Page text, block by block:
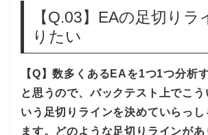
【Q.03】EAの足切りラ
りたい
【Q】数多くあるEAを1つ1つ分析
と思うので、バックテスト上でこ
いう足切りラインを決めていらっ
ます。どのような足切りラインがあ